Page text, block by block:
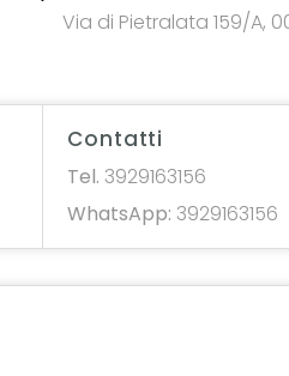
Via di Pietralata 159/A,
Contatti
Tel. 3929163156
WhatsApp: 3929163156